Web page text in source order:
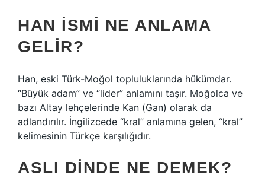
HAN ISMI NE ANLAMA
GELIR?
Han, eski Türk-Moğol topluluklarında hükümdar.
“Büyük adam” ve “lider” anlamını taşır. Moğolca ve
bazı Altay lehçelerinde Kan (Gan) olarak da
adlandırılır. İngilizcede “kral” anlamına gelen, “kral”
kelimesinin Türkçe karşılığıdır.
ASLI DINDE NE DEMEK?